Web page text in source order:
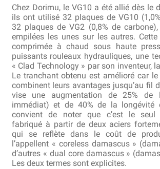
Revue de presse
Téléchargements
Thank you for booking
Tous les articles
Trouver mon couteau
Trouver mon magasin
Chez Dorimu, le VG10 a été allié dès le
ils ont utilisé 32 plaques de VG10
32 plaques de VG2 (0,8% de
empilées les unes sur les autres.
comprimée à chaud sous haute
puissants rouleaux hydrauliques, une
« Clad Technology » par son inventeur,
Le tranchant obtenu est amélioré car le
combinent leurs avantages jusqu’au fil
vise une augmentation de 25% de
immédiat) et de 40% de la longévité
convient de noter que c’est le seul
fabriqué à partir de deux aciers
qui se reflète dans le coût de
l’appellent « coreless damascus »
d’autres « dual core damascus »
Les deux termes sont explicites.